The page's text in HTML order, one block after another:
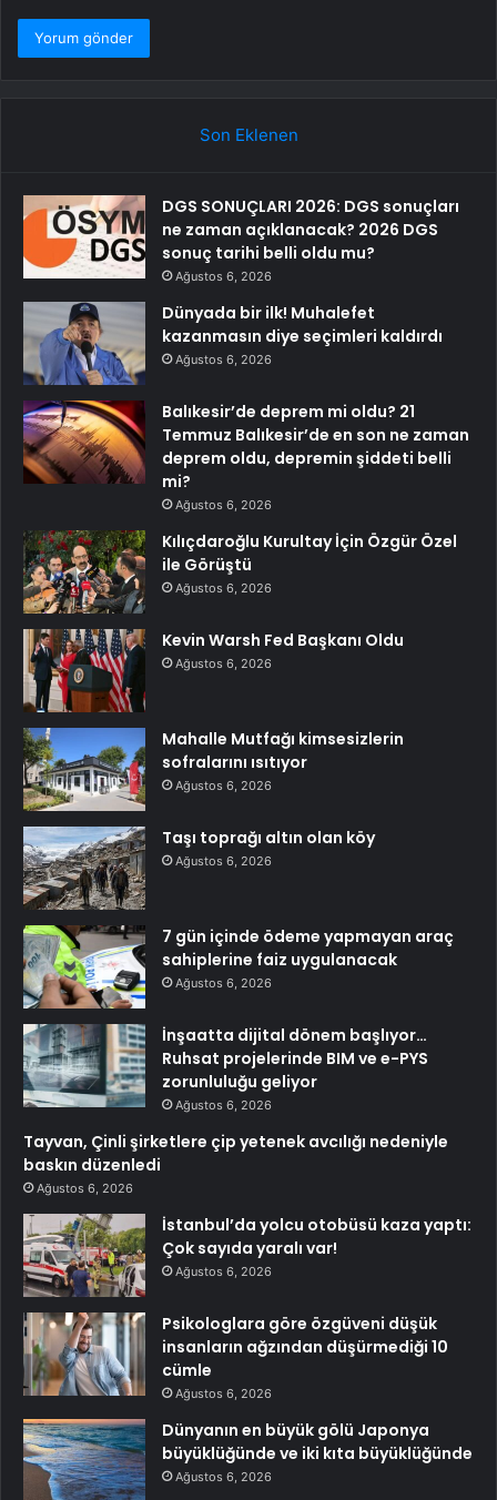
Son Eklenen
DGS SONUÇLARI 2026: DGS sonuçları
ne zaman açıklanacak? 2026 DGS
sonuç tarihi belli oldu mu?
Ağustos 6, 2026
Dünyada bir ilk! Muhalefet
kazanmasın diye seçimleri kaldırdı
Ağustos 6, 2026
Balıkesir’de deprem mi oldu? 21
Temmuz Balıkesir’de en son ne zaman
deprem oldu, depremin şiddeti belli
mi?
Ağustos 6, 2026
Kılıçdaroğlu Kurultay İçin Özgür Özel
ile Görüştü
Ağustos 6, 2026
Kevin Warsh Fed Başkanı Oldu
Ağustos 6, 2026
Mahalle Mutfağı kimsesizlerin
sofralarını ısıtıyor
Ağustos 6, 2026
Taşı toprağı altın olan köy
Ağustos 6, 2026
7 gün içinde ödeme yapmayan araç
sahiplerine faiz uygulanacak
Ağustos 6, 2026
İnşaatta dijital dönem başlıyor…
Ruhsat projelerinde BIM ve e-PYS
zorunluluğu geliyor
Ağustos 6, 2026
Tayvan, Çinli şirketlere çip yetenek avcılığı nedeniyle
baskın düzenledi
Ağustos 6, 2026
İstanbul’da yolcu otobüsü kaza yaptı:
Çok sayıda yaralı var!
Ağustos 6, 2026
Psikologlara göre özgüveni düşük
insanların ağzından düşürmediği 10
cümle
Ağustos 6, 2026
Dünyanın en büyük gölü Japonya
büyüklüğünde ve iki kıta büyüklüğünde
Ağustos 6, 2026